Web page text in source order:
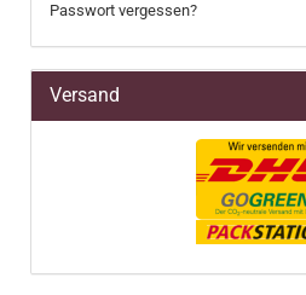
Passwort vergessen?
Versand